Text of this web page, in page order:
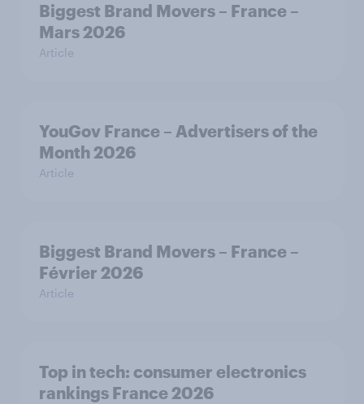
Biggest Brand Movers – France –
Mars 2026
Article
YouGov France – Advertisers of the
Month 2026
Article
Biggest Brand Movers – France –
Février 2026
Article
Top in tech: consumer electronics
rankings France 2026